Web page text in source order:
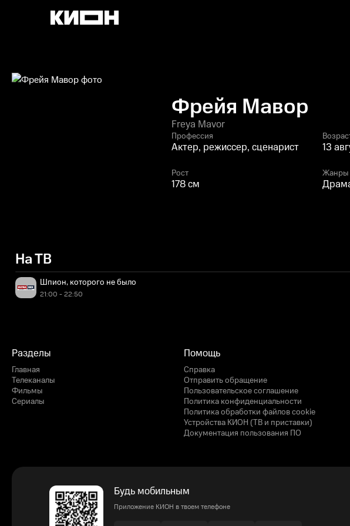
Фрейя Мавор
Freya Mavor
Профессия
Актер, режиссер, сценарист 13
Рост
178 см
Жанры
На ТВ
Шпион, которого не было
21:00 - 22:50
Разделы
Главная
Телеканалы
Фильмы
Сериалы
Помощь
Справка
Отправить обращение
Пользовательское соглашение
Политика конфиденциальности
Политика обработки файлов cookie
Устройства КИОН (ТВ и приставки)
Документация пользования ПО
Будь мобильным
Приложение КИОН в твоем телефоне